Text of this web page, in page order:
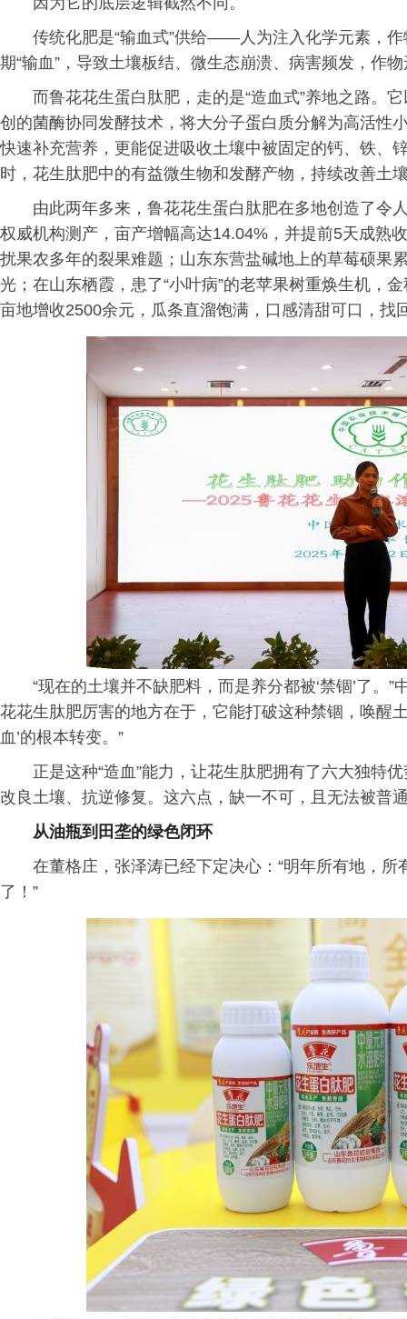
传统化肥是“输血式”供给——人为注入化学元素，
期“输血”，导致土壤板结、微生态崩溃、病害频发，作物
而鲁花花生蛋白肽肥，走的是“造血式”养地之路。
创的菌酶协同发酵技术，将大分子蛋白质分解为高活性
快速补充营养，更能促进吸收土壤中被固定的钙、铁、
时，花生肽肥中的有益微生物和发酵产物，持续改善土
由此两年多来，鲁花花生蛋白肽肥在多地创造了令
权威机构测产，亩产增幅高达14.04%，并提前5天成熟
扰果农多年的裂果难题；山东东营盐碱地上的草莓硕果
光；在山东栖霞，患了“小叶病”的老苹果树重焕生机，
亩地增收2500余元，瓜条直溜饱满，口感清甜可口，
“现在的土壤并不缺肥料，而是养分都被‘禁锢’了。
花花生肽肥厉害的地方在于，它能打破这种禁锢，唤醒
血’的根本转变。”
正是这种“造血”能力，让花生肽肥拥有了六大独特
改良土壤、抗逆修复。这六点，缺一不可，且无法被普
从油瓶到田垄的绿色闭环
在董格庄，张泽涛已经下定决心：“明年所有地，
了！”